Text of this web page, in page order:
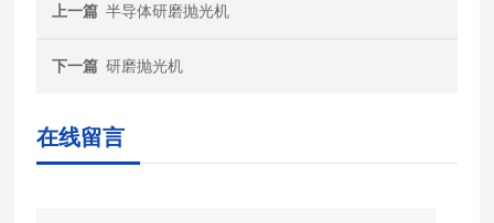
上一篇 半导体研磨抛光机
下一篇 研磨抛光机
在线留言